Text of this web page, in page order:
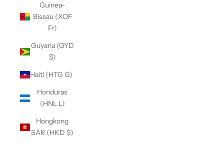
Guinea-
Bissau (XOF
Fr)
Guyana (GYD
$)
Haiti (HTG G)
Honduras
(HNL L)
Hongkong
SAR (HKD $)